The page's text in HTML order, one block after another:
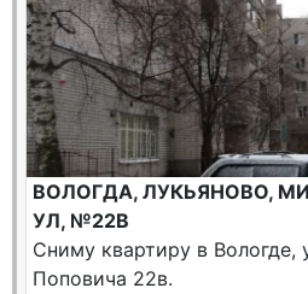
ВОЛОГДА, ЛУКЬЯНОВО,
УЛ, №22В
Сниму квартиру в Вологде,
Поповича 22в.